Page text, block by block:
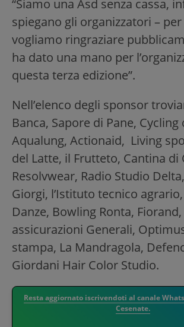
“Siamo una Asd senza cassa,
spiegano gli organizzatori –
vogliamo ringraziare
ha dato una mano per
questa terza edizione”.
Nell’elenco degli sponsor
Banca, Sapore di Pane,
Aqualung, Actionaid, Living
del Latte, il Frutteto, Cantina di
Resolvwear, Radio Studio
Giorgi, l’Istituto tecnico
Danze, Bowling Ronta, Fiorand,
assicurazioni Generali,
stampa, La Mandragola,
Giordani Hair Color Studio.
Resta aggiornato iscrivendoti al canale
Cesenate.